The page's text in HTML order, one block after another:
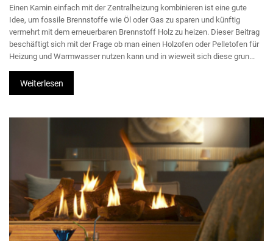
Einen Kamin einfach mit der Zentralheizung kombinieren ist eine gute
Idee, um fossile Brennstoffe wie Öl oder Gas zu sparen und künftig
vermehrt mit dem erneuerbaren Brennstoff Holz zu heizen. Dieser Beitrag
beschäftigt sich mit der Frage ob man einen Holzofen oder Pelletofen für
Heizung und Warmwasser nutzen kann und in wieweit sich diese grun...
Weiterlesen